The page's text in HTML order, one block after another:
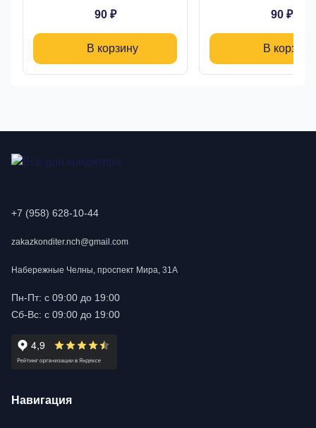
90 ₽
В корзину
90 ₽
В корзину
+7 (958) 628-10-44
zakazkonditer.nch@gmail.com
Набережные Челны, проспект Мира, 31А
Пн-Пт: с 09:00 до 19:00
Сб-Вс: с 09:00 до 19:00
Навигация